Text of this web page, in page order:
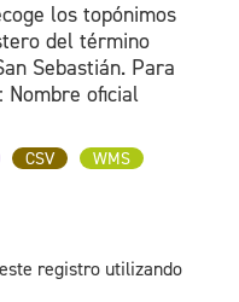
los topónimos
del término
Sebastián. Para
Nombre oficial
CSV
WMS
registro utilizando